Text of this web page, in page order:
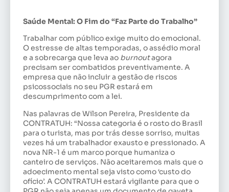
Saúde Mental: O Fim do “Faz Parte do Trabalho”
Trabalhar com público exige muito do emocional.
O estresse de altas temporadas, o assédio moral
e a sobrecarga que leva ao burnoutagora
precisam ser combatidos preventivamente. A
empresa que não incluir a gestão de riscos
psicossociais no seu PGR estará em
descumprimento com a lei.
Nas palavras de Wilson Pereira, Presidente da
CONTRATUH: “Nossa categoria é o rosto do Brasil
para o turista, mas por trás desse sorriso, muitas
vezes há um trabalhador exausto e pressionado. A
nova NR-1 é um marco porque humaniza o
canteiro de serviços. Não aceitaremos mais que o
adoecimento mental seja visto como ‘custo do
ofício’. A CONTRATUH estará vigilante para que o